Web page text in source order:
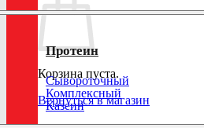
Корзина пуста.
Вернуться в магазин
Протеин
Сывороточный
Комплексный
Казеин